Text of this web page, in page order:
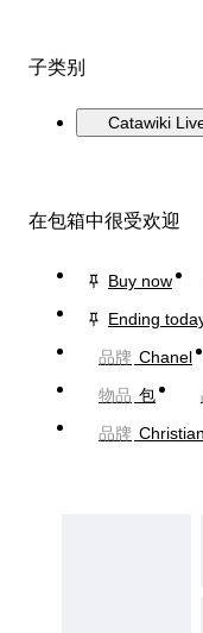
子类别
Catawiki
在包箱中很受欢迎
Buy now
Ending
品牌 Chanel
物品 包
品牌